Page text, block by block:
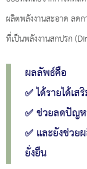
ผลิตพลังงานสะอาด ลด
ที่เป็นพลังงานสกปรก
ผลลัพธ์คือ
✅ ได้รายได้เ
✅ ช่วยลดปัญ
✅ และยังช่วย
ยั่งยืน